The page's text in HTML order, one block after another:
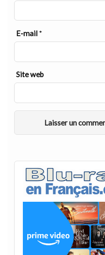
E-mail *
Site web